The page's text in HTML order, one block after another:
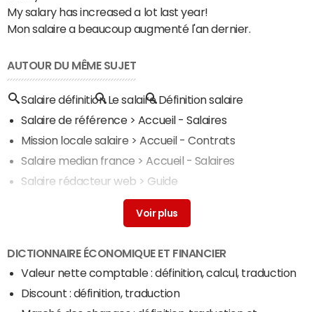
My salary has increased a lot last year!
Mon salaire a beaucoup augmenté l'an dernier.
AUTOUR DU MÊME SUJET
Salaire définition Le salaire Définition salaire
Salaire de référence> Accueil - Salaires
Mission locale salaire > Accueil - Contrats
Salaire median france > Accueil - Salaires
Salaire rédacteur web > Guide
Attestation de salaire> Accueil - RH
DICTIONNAIRE ÉCONOMIQUE ET FINANCIER
Valeur nette comptable : définition, calcul, traduction
Discount : définition, traduction